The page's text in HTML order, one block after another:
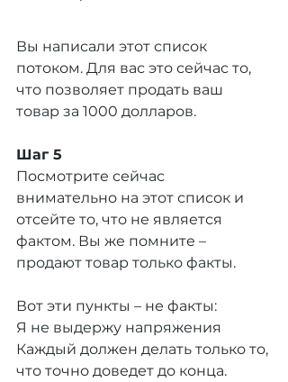
Вы написали этот список
потоком. Для вас это сейчас то,
что позволяет продать ваш
товар за 1000 долларов.
Шаг 5
Посмотрите сейчас
внимательно на этот список и
отсейте то, что не является
фактом. Вы же помните –
продают товар только факты.
Вот эти пункты – не факты:
Я не выдержу напряжения
Каждый должен делать только то,
что точно доведет до конца.